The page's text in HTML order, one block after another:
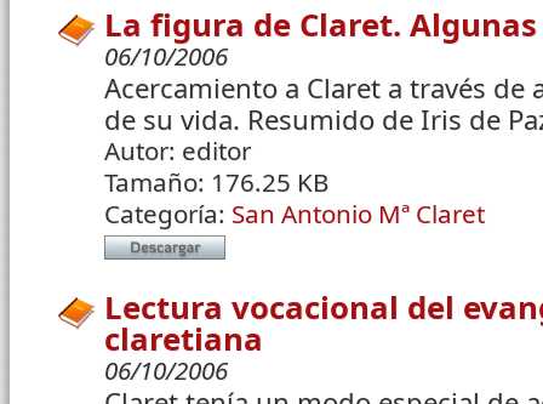
La figura de Claret.
06/10/2006
Acercamiento a Claret a través de
de su vida. Resumido de Iris de
Autor: editor
Tamaño: 176.25 KB
Categoría: San Antonio Mª Claret
Lectura vocacional del
claretiana
06/10/2006